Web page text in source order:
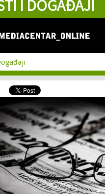
I DOGAĐAJI